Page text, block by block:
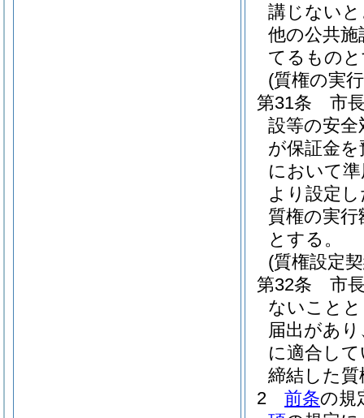
講じない
他の公共
てるもの
(質権の実
第31条
市
設等の安
が保証金
において
より設定
質権の実
とする。
(質権設定
第32条
市
ないこと
届出があり
に適合し
締結した
2
前条の規